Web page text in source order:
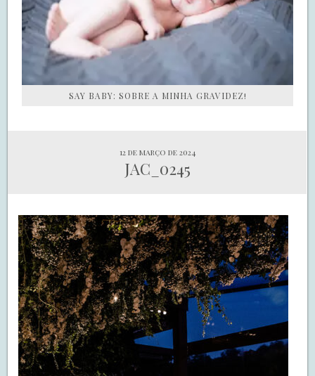
SAY BABY: SOBRE A MINHA GRAVIDEZ!
12 de março de 2024
JAC_0245